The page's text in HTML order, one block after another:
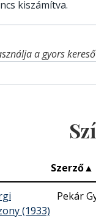
kiszámítva.
a gyors
Szerző▲
(1933)
Pekár